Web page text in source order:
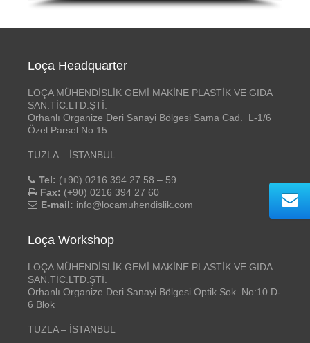
Loça Headquarter
LOÇA MÜHENDİSLİK GEMİ MAKİNE PLASTİK VE GIDA
SAN.TİC.LTD.ŞTİ.
Orhanlı Organize Deri Sanayi Bölgesi Sama Cad. L-1/6
Özel Parsel No:15
TUZLA – İSTANBUL
Tel: (+90) 0216 394 27 58 – 59
Fax: (+90) 0216 394 27 60
E-mail: info@locamuhendislik.com
Loça Workshop
LOÇA MÜHENDİSLİK GEMİ MAKİNE PLASTİK VE GIDA
SAN.TİC.LTD.ŞTİ.
Orhanlı Organize Deri Sanayi Bölgesi Optik Sok. No:10 D-
6 Blok
TUZLA – İSTANBUL